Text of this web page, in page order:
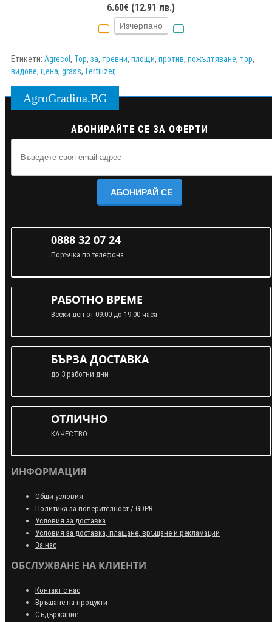
6.60€ (12.91 лв.)
Изчерпано
Етикети: Agrecol , Тор, за, тревни, площи, против, пожълтяване, тор,
видове, цена, grass, fertilizer,
AgroGradina.BG
АБОНИРАЙТЕ СЕ ЗА ОФЕРТИ
АБОНИРАЙ СЕ
0888 32 07 24
Поръчка по телефона
РАБОТНО ВРЕМЕ
Всеки ден от 09:00 до 19:00 часа
БЪРЗА ДОСТАВКА
до 3 работни дни
ОТЛИЧНО
КАЧЕСТВО
ИНФОРМАЦИЯ
Общи условия
Политика за поверителност / GDPR
Условия за доставка
Условия за доставка, плащане, връщане и рекламации
За нас
ОБСЛУЖВАНЕ НА КЛИЕНТИ
Контакт с нас
Връщане на продукти
Съдържание